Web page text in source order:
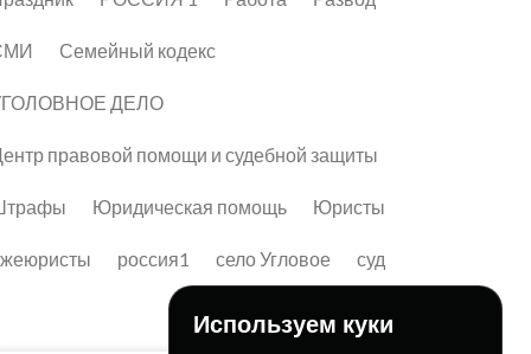
Семейный кодекс
ДЕЛО
правовой помощи и судебной защиты
Юридическая помощь Юристы
россия1 село Угловое суд
Используем куки